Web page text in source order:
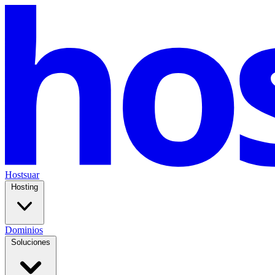
Hostsuar
Hosting
Dominios
Soluciones